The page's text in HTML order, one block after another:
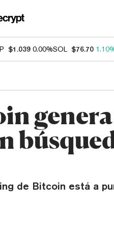
$1.039 0.00%SOL $76.70
de Bitcoin está a